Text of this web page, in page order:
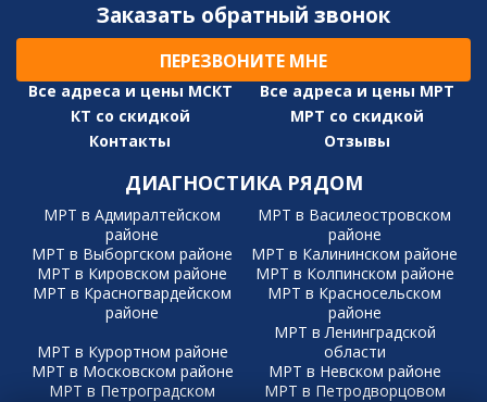
Заказать обратный звонок
ПЕРЕЗВОНИТЕ МНЕ
Все адреса и цены МСКТ
Все адреса и цены МРТ
КТ со скидкой
МРТ со скидкой
Контакты
Отзывы
ДИАГНОСТИКА РЯДОМ
МРТ в Адмиралтейском
районе
МРТ в Василеостровском
районе
МРТ в Выборгском районе
МРТ в Калининском районе
МРТ в Кировском районе
МРТ в Колпинском районе
МРТ в Красногвардейском
районе
МРТ в Красносельском
районе
МРТ в Курортном районе
МРТ в Ленинградской
области
МРТ в Московском районе
МРТ в Невском районе
МРТ в Петроградском
МРТ в Петродворцовом